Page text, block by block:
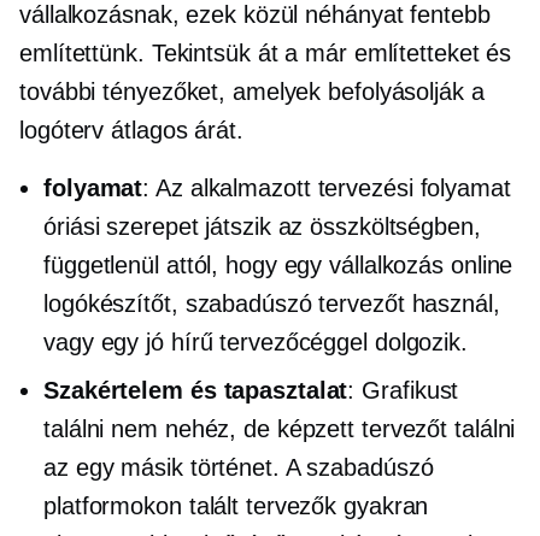
vállalkozásnak, ezek közül néhányat fentebb
említettünk. Tekintsük át a már említetteket és
további tényezőket, amelyek befolyásolják a
logóterv átlagos árát.
folyamat: Az alkalmazott tervezési folyamat
óriási szerepet játszik az összköltségben,
függetlenül attól, hogy egy vállalkozás online
logókészítőt, szabadúszó tervezőt használ,
vagy egy jó hírű tervezőcéggel dolgozik.
Szakértelem és tapasztalat: Grafikust
találni nem nehéz, de képzett tervezőt találni
az egy másik történet. A szabadúszó
platformokon talált tervezők gyakran